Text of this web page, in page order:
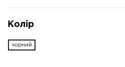
Колір
чорний